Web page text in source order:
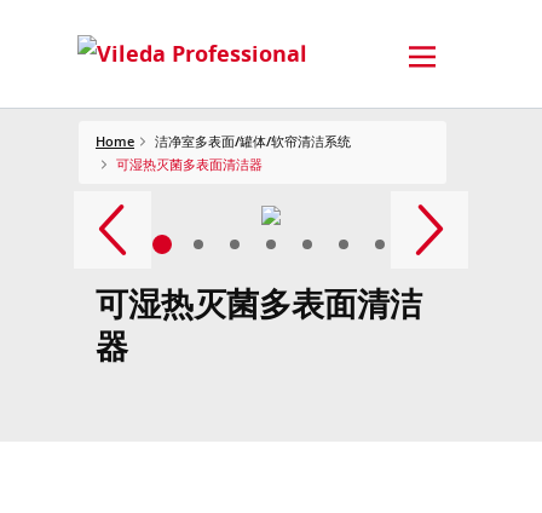
Home
洁净室多表面/罐体/软帘清洁系统
可湿热灭菌多表面清洁器
可湿热灭菌多表面清洁
器